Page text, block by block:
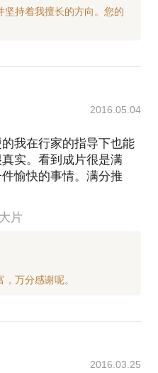
坚持着我擅长的方向。您的
2016.05.04
我在行家的指导下也能
实。看到成片很是满
愉快的事情。满分推
片
2016.03.25